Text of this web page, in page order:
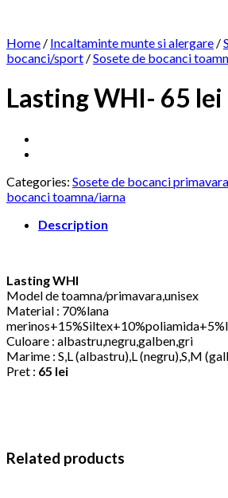
Home / Incaltaminte munte si alergare /
bocanci/sport /Sosete de bocanci
Lasting WHI- 65 lei
Categories: Sosete de bocanci
bocanci toamna/iarna
Description
Lasting WHI
Model de toamna/primavara,unisex
Material : 70%lana
Culoare : albastru,negru,galben,gri
Marime : S,L (albastru),L (negru),S,M
Pret : 65 lei
Related products